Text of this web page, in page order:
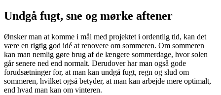
Undgå fugt, sne og mørke aftener
Ønsker man at komme i mål med projektet i ordentlig tid, kan det
være en rigtig god idé at renovere om sommeren. Om sommeren
kan man nemlig gøre brug af de længere sommerdage, hvor solen
går senere ned end normalt. Derudover har man også gode
forudsætninger for, at man kan undgå fugt, regn og slud om
sommeren, hvilket også betyder, at man kan arbejde mere optimalt,
end hvad man kan om vinteren.